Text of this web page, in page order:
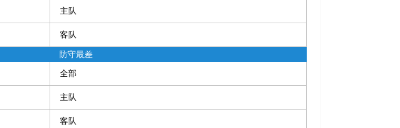
主队
客队
防守最差
全部
主队
客队